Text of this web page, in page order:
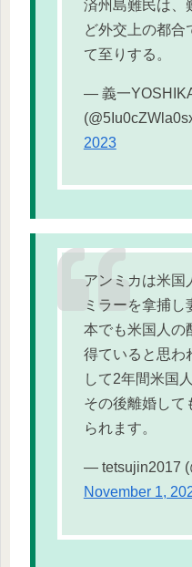
済州島難民は、
ど外交上の都合
て至りする。
— 義一
2023
アンミカは米国
ミラーを拿捕し
本でも米国人の
得ていると思わ
して2年間米国
その後離婚して
られます。
— tetsujin2017
November 1,